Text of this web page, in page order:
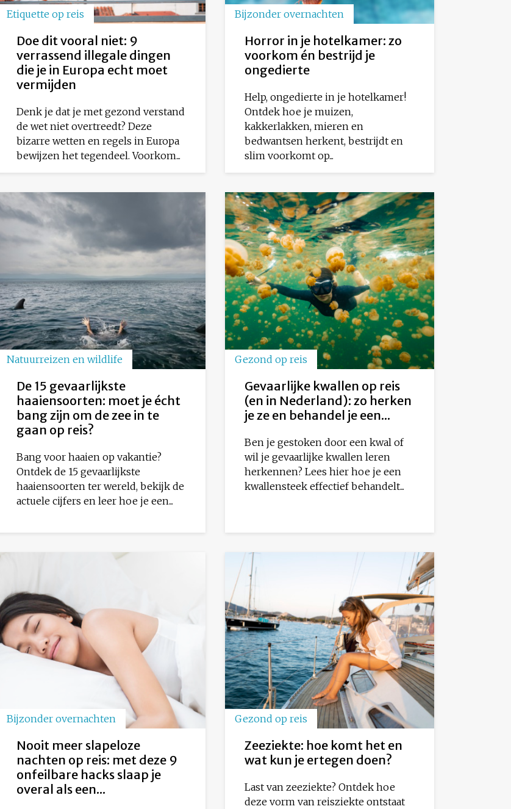
Etiquette op reis
Doe dit vooral niet: 9
verrassend illegale dingen
die je in Europa echt moet
vermijden
Denk je dat je met gezond verstand
de wet niet overtreedt? Deze
bizarre wetten en regels in Europa
bewijzen het tegendeel. Voorkom...
Bijzonder overnachten
Horror in je hotelkamer: zo
voorkom én bestrijd je
ongedierte
Help, ongedierte in je hotelkamer!
Ontdek hoe je muizen,
kakkerlakken, mieren en
bedwantsen herkent, bestrijdt en
slim voorkomt op...
Natuurreizen en wildlife
De 15 gevaarlijkste
haaiensoorten: moet je écht
bang zijn om de zee in te
gaan op reis?
Bang voor haaien op vakantie?
Ontdek de 15 gevaarlijkste
haaiensoorten ter wereld, bekijk de
actuele cijfers en leer hoe je een...
Gezond op reis
Gevaarlijke kwallen op reis
(en in Nederland): zo herken
je ze en behandel je een...
Ben je gestoken door een kwal of
wil je gevaarlijke kwallen leren
herkennen? Lees hier hoe je een
kwallensteek effectief behandelt...
Bijzonder overnachten
Nooit meer slapeloze
nachten op reis: met deze 9
onfeilbare hacks slaap je
overal als een...
Gezond op reis
Zeeziekte: hoe komt het en
wat kun je ertegen doen?
Last van zeeziekte? Ontdek hoe
deze vorm van reisziekte ontstaat